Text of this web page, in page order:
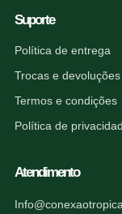
Suporte
Política de entrega
Trocas e devoluções
Termos e condições
Política de
Atendimento